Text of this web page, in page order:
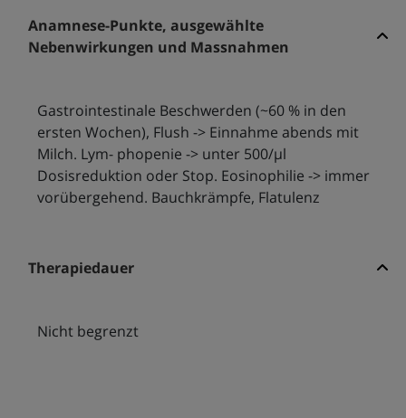
Anamnese-Punkte, ausgewählte
Nebenwirkungen und Massnahmen
Gastrointestinale Beschwerden (~60 % in den
ersten Wochen), Flush -> Einnahme abends mit
Milch. Lym- phopenie -> unter 500/μl
Dosisreduktion oder Stop. Eosinophilie -> immer
vorübergehend. Bauchkrämpfe, Flatulenz
Therapiedauer
Nicht begrenzt